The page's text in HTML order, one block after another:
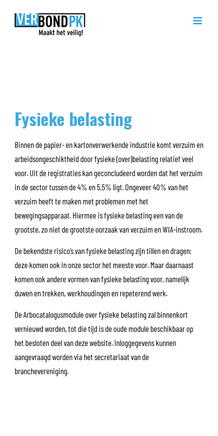
Fysieke belasting
Binnen de papier- en kartonverwerkende industrie komt verzuim en
arbeidsongeschiktheid door fysieke (over)belasting relatief veel
voor. Uit de registraties kan geconcludeerd worden dat het verzuim
in de sector tussen de 4% en 5,5% ligt. Ongeveer 40% van het
verzuim heeft te maken met problemen met het
bewegingsapparaat. Hiermee is fysieke belasting een van de
grootste, zo niet de grootste oorzaak van verzuim en WIA-instroom.
De bekendste risico’s van fysieke belasting zijn tillen en dragen;
deze komen ook in onze sector het meeste voor. Maar daarnaast
komen ook andere vormen van fysieke belasting voor, namelijk
duwen en trekken, werkhoudingen en repeterend werk.
De Arbocatalogusmodule over fysieke belasting zal binnenkort
vernieuwd worden, tot die tijd is de oude module beschikbaar op
het besloten deel van deze website. Inloggegevens kunnen
aangevraagd worden via het secretariaat van de
branchevereniging.